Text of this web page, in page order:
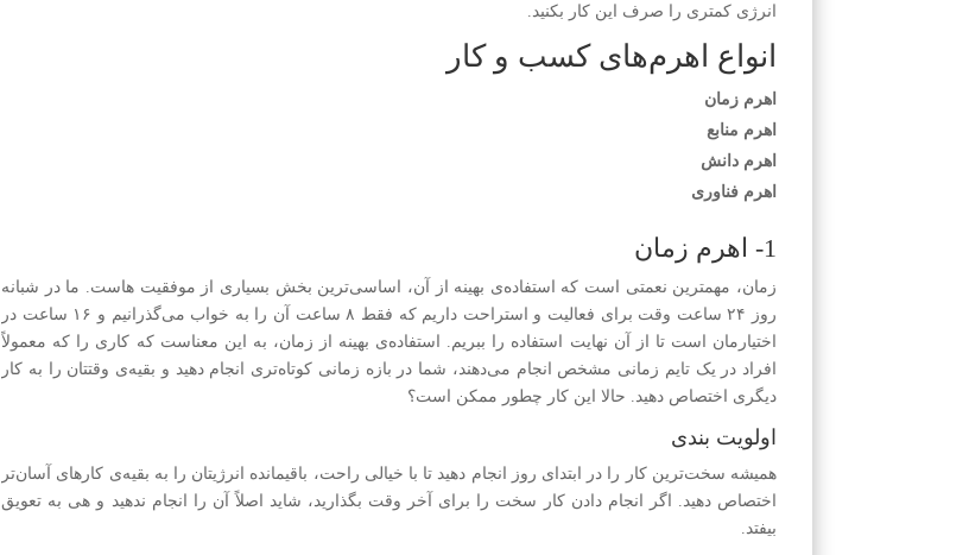
انرژی کمتری را صرف این کار بکنید.
انواع اهرم‌های کسب و کار
اهرم زمان
اهرم منابع
اهرم دانش
اهرم فناوری
1- اهرم زمان
زمان، مهمترین نعمتی است که استفاده‌ی بهینه از آن، اساسی‌ترین بخش بسیاری از موفقیت هاست. ما در شبانه
روز ۲۴ ساعت وقت برای فعالیت و استراحت داریم که فقط ۸ ساعت آن را به خواب می‌گذرانیم و ۱۶ ساعت در
اختیارمان است تا از آن نهایت استفاده را ببریم. استفاده‌ی بهینه از زمان، به این معناست که کاری را که معمولاً
افراد در یک تایم زمانی مشخص انجام می‌دهند، شما در بازه زمانی کوتاه‌تری انجام دهید و بقیه‌ی وقتتان را به کار
دیگری اختصاص دهید. حالا این کار چطور ممکن است؟
اولویت بندی
همیشه سخت‌ترین کار را در ابتدای روز انجام دهید تا با خیالی راحت، باقیمانده انرژیتان را به بقیه‌ی کارهای آسان‌تر
اختصاص دهید. اگر انجام دادن کار سخت را برای آخر وقت بگذارید، شاید اصلاً آن را انجام ندهید و هی به تعویق
بیفتد.